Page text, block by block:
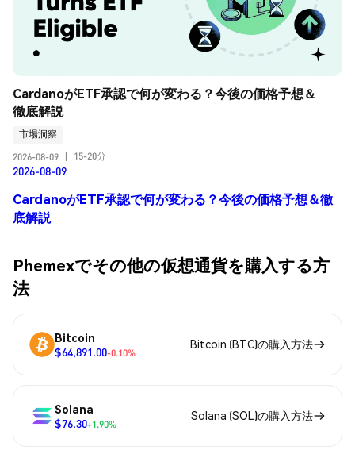
CardanoがETF承認で何が変わる？今後の価格予想＆
徹底解説
市場洞察
2026-08-09
15-20分
2026-08-09
CardanoがETF承認で何が変わる？今後の価格予想＆徹
底解説
Phemexでその他の仮想通貨を購入する方
法
Bitcoin
$64,891.00-0.10%
Bitcoin (BTC)の購入方法
Solana
$76.30+1.90%
Solana (SOL)の購入方法